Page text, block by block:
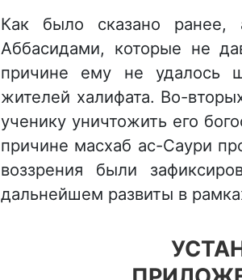
Как было сказано
Аббасидами, которые не
причине ему не удалось
жителей халифата. Во-
ученику уничтожить его
причине масхаб ас-Саури
воззрения были
дальнейшем развиты в